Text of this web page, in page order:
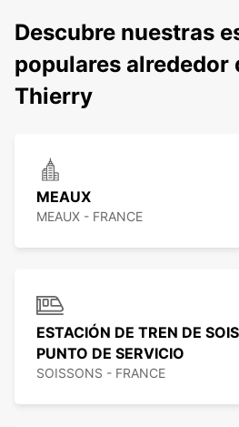
Descubre nuestras
populares alrededor
Thierry
MEAUX
MEAUX - FRANCE
ESTACIÓN DE TREN DE
PUNTO DE SERVICIO
SOISSONS - FRANCE